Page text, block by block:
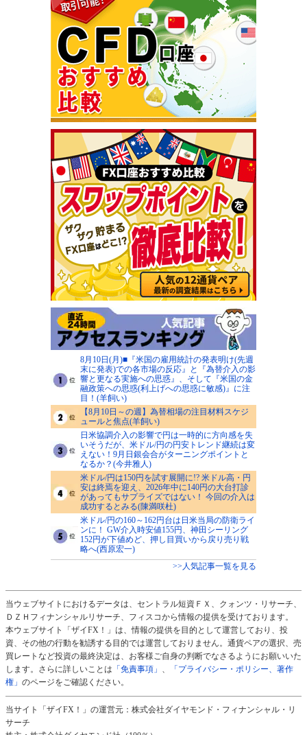
8月10日(月)■『米国の雇用統計の発表明け(先週
末に発表)での各市場の反応』と『為替介入の影
響と更なる実施への思惑』、そして『米国の金
融政策への思惑(利上げへの思惑に敏感)』に注
目！(羊飼い)
【8月10日～の週】為替相場の注目材料スケジ
ュールと焦点(羊飼い)
日米協調介入の影響で円は一時的に方向感を失
いそうだが、米ドル/円の円安トレンド継続は変
えない！9月日銀会合がターニングポイントと
なるか？(今井雅人)
米ドル/円は150円を試す展開に!? 米ドル高・円
安は終焉を迎え、2026年中に140円の大台打診
があってもサプライズではない！ 今回の介入は
成功するとみる(陳満咲杜)
米ドル/円の160～162円台は日米当局の防衛ライ
ンに！ GW介入時安値155円、神田シーリング
152円が下値めど、押し目買いから戻り売り戦
略へ(西原宏一)
>>人気記事一覧を見る
当ウェブサイトにおけるデータは、セントラル短資ＦＸ、クォンツ・リサーチ、
ＤＺＨフィナンシャルリサーチ、フィスコから情報の提供を受けております。
本ウェブサイト「ザイFX！」は、情報の提供を目的として運営しており、投
資、その他の行動を勧誘する目的では運営しておりません。通貨ペアの選択、売
買レートなど投資の最終決定は、お客様ご自身の判断でなさるようにお願いいた
します。さらに詳しいことは 「免責事項」 、
「プライバシー・ポリシー、著作
権」 のページをご確認ください。
当サイト「ザイFX！」の運営元：株式会社ダイヤモンド・フィナンシャル・リ
サーチ